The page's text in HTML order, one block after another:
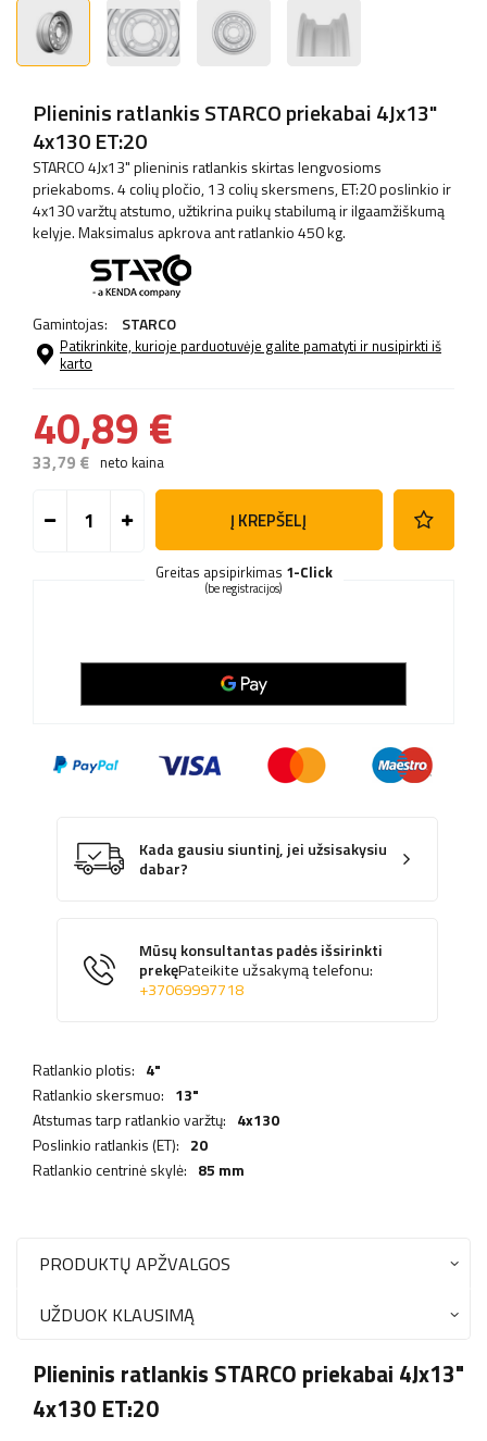
Plieninis ratlankis STARCO priekabai 4Jx13"
4x130 ET:20
STARCO 4Jx13" plieninis ratlankis skirtas lengvosioms
priekaboms. 4 colių pločio, 13 colių skersmens, ET:20 poslinkio ir
4x130 varžtų atstumo, užtikrina puikų stabilumą ir ilgaamžiškumą
kelyje. Maksimalus apkrova ant ratlankio 450 kg.
Gamintojas: STARCO
Patikrinkite, kurioje parduotuvėje galite pamatyti ir nusipirkti iš
karto
40,89 €
33,79 € neto kaina
Į KREPŠELĮ
Greitas apsipirkimas 1-Click
(be registracijos)
Kada gausiu siuntinį, jei užsisakysiu
dabar?
Mūsų konsultantas padės išsirinkti
prekęPateikite užsakymą telefonu:
+37069997718
Ratlankio plotis: 4"
Ratlankio skersmuo: 13"
Atstumas tarp ratlankio varžtų: 4x130
Poslinkio ratlankis (ET): 20
Ratlankio centrinė skylė: 85 mm
PRODUKTŲ APŽVALGOS
UŽDUOK KLAUSIMĄ
Plieninis ratlankis STARCO priekabai 4Jx13"
4x130 ET:20